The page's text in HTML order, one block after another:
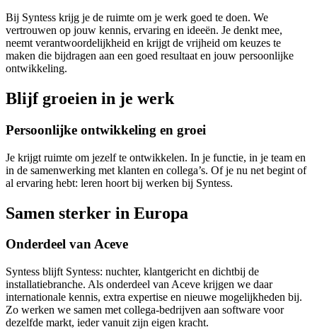
Bij Syntess krijg je de ruimte om je werk goed te doen. We
vertrouwen op jouw kennis, ervaring en ideeën. Je denkt mee,
neemt verantwoordelijkheid en krijgt de vrijheid om keuzes te
maken die bijdragen aan een goed resultaat en jouw persoonlijke
ontwikkeling.
Blijf groeien in je werk
Persoonlijke ontwikkeling en groei
Je krijgt ruimte om jezelf te ontwikkelen. In je functie, in je team en
in de samenwerking met klanten en collega’s. Of je nu net begint of
al ervaring hebt: leren hoort bij werken bij Syntess.
Samen sterker in Europa
Onderdeel van Aceve
Syntess blijft Syntess: nuchter, klantgericht en dichtbij de
installatiebranche. Als onderdeel van Aceve krijgen we daar
internationale kennis, extra expertise en nieuwe mogelijkheden bij.
Zo werken we samen met collega-bedrijven aan software voor
dezelfde markt, ieder vanuit zijn eigen kracht.